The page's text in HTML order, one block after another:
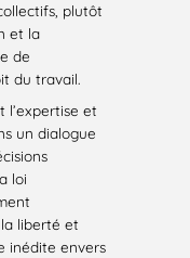
plutôt
et la
de
du travail.
l’expertise et
un dialogue
loi
liberté et
inédite envers